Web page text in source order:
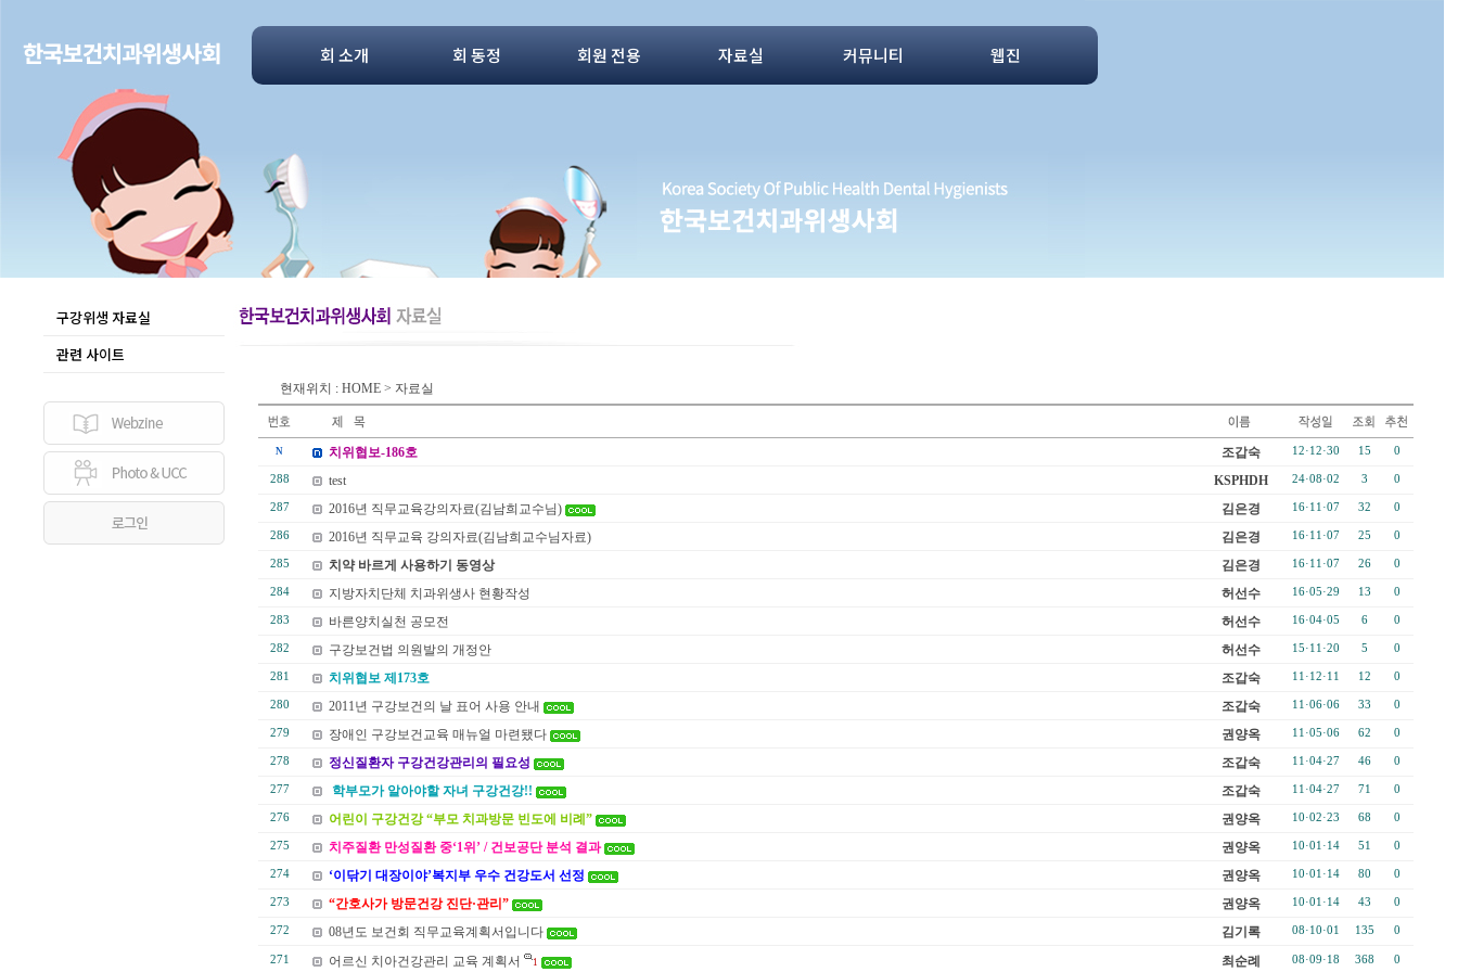
회 소개 회 동정 회원 전용 자료실 커뮤니티 웹진
구강위생 자료실
관련 사이트
현재위치 : HOME > 자료실
N 치위협보-186호 조갑숙 12·12·30 15 0
288 test KSPHDH 24·08·02 3 0
287 2016년 직무교육강의자료(김남희교수님) 김은경 16·11·07 32 0
286 2016년 직무교육 강의자료(김남희교수님자료) 김은경 16·11·07 25 0
285 치약 바르게 사용하기 동영상 김은경 16·11·07 26 0
284 지방자치단체 치과위생사 현황작성 허선수 16·05·29 13 0
283 바른양치실천 공모전 허선수 16·04·05 6 0
282 구강보건법 의원발의 개정안 허선수 15·11·20 5 0
281 치위협보 제173호 조갑숙 11·12·11 12 0
280 2011년 구강보건의 날 표어 사용 안내 조갑숙 11·06·06 33 0
279 장애인 구강보건교육 매뉴얼 마련됐다 권양옥 11·05·06 62 0
278 정신질환자 구강건강관리의 필요성 조갑숙 11·04·27 46 0
277 학부모가 알아야할 자녀 구강건강!! 조갑숙 11·04·27 71 0
276 어린이 구강건강 “부모 치과방문 빈도에 비례” 권양옥 10·02·23 68 0
275 치주질환 만성질환 중‘1위’ / 건보공단 분석 결과 권양옥 10·01·14 51 0
274 ‘이닦기 대장이야’복지부 우수 건강도서 선정 권양옥 10·01·14 80 0
273 “간호사가 방문건강 진단·관리” 권양옥 10·01·14 43 0
272 08년도 보건회 직무교육계획서입니다 김기록 08·10·01 135 0
271 어르신 치아건강관리 교육 계획서 1 최순례 08·09·18 368 0